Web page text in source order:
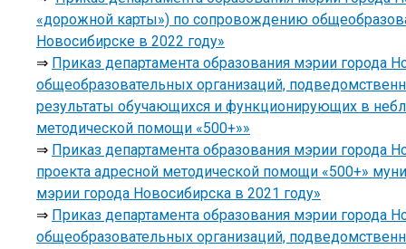
«дорожной карты») по сопровождению
Новосибирске в 2022 году»
⇒ Приказ департамента образования мэрии города
общеобразовательных организаций,
результаты обучающихся и функционирующих в
методической помощи «500+»»
⇒ Приказ департамента образования мэрии города
проекта адресной методической помощи «500+»
мэрии города Новосибирска в 2021 году»
⇒ Приказ департамента образования мэрии города
общеобразовательных организаций,